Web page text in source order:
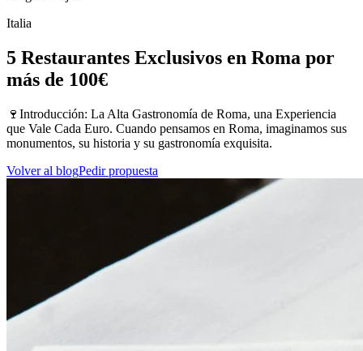
Italia
5 Restaurantes Exclusivos en Roma por
más de 100€
🍷Introducción: La Alta Gastronomía de Roma, una Experiencia
que Vale Cada Euro. Cuando pensamos en Roma, imaginamos sus
monumentos, su historia y su gastronomía exquisita.
Volver al blogPedir propuesta